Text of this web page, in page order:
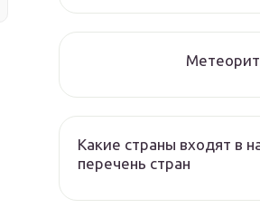
Какие страны входят в
перечень стран